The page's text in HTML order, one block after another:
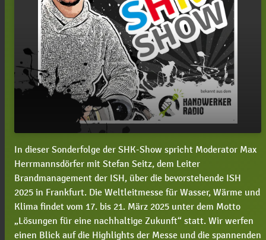
play_arrow #123 ISH-Special mit Stefan Seitz
00:00 18:22
In dieser Sonderfolge der SHK-Show spricht Moderator Max
Herrmannsdörfer mit Stefan Seitz, dem Leiter
Brandmanagement der ISH, über die bevorstehende ISH
2025 in Frankfurt. Die Weltleitmesse für Wasser, Wärme und
Klima findet vom 17. bis 21. März 2025 unter dem Motto
„Lösungen für eine nachhaltige Zukunft“ statt. Wir werfen
einen Blick auf die Highlights der Messe und die spannenden